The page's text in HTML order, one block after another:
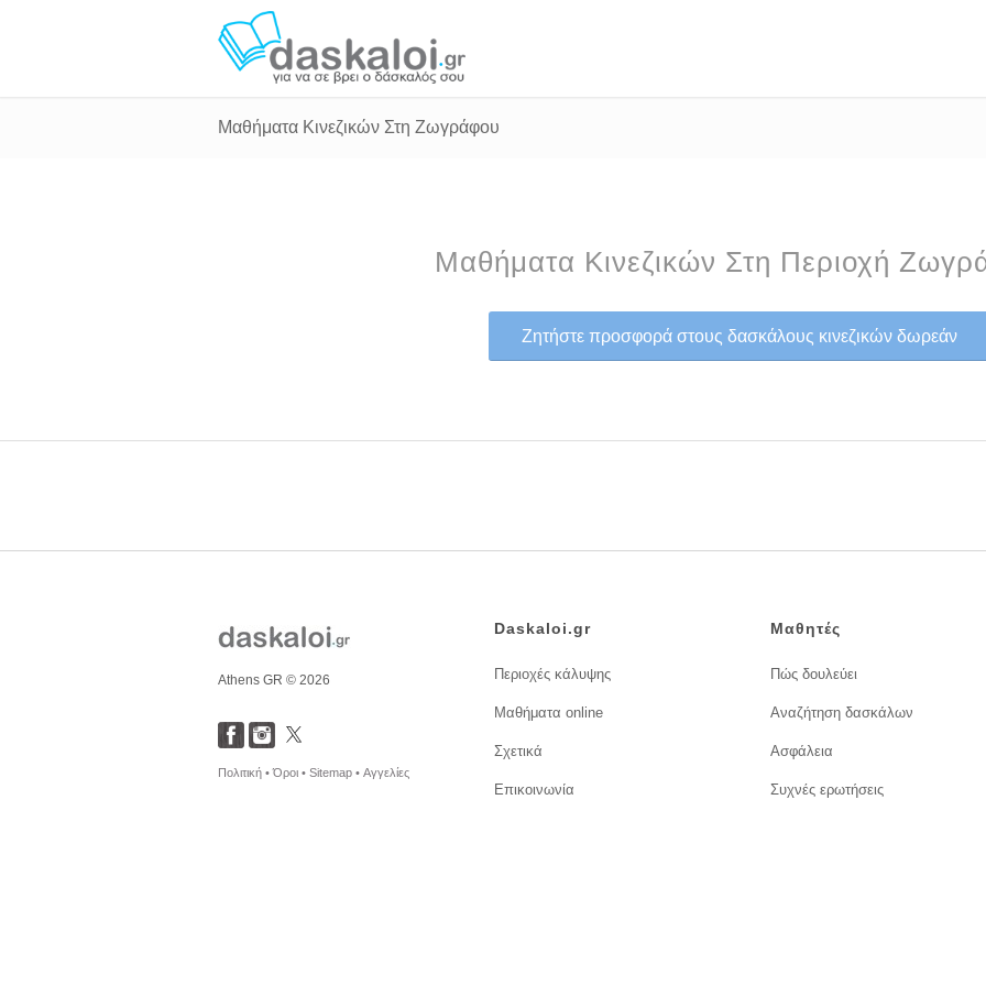
Μαθήματα Κινεζικών Στη Ζωγράφου
Μαθήματα Κινεζικών Στη Περιοχή
Ζητήστε προσφορά στους δασκάλους κινεζικών δωρεάν
Athens GR © 2026
Πολιτική •Όροι • Sitemap • Αγγελίες
Daskaloi.gr
Περιοχές κάλυψης
Μαθήματα online
Σχετικά
Επικοινωνία
Μαθητές
Πώς δουλεύει
Αναζήτηση δασκάλων
Ασφάλεια
Συχνές ερωτήσεις